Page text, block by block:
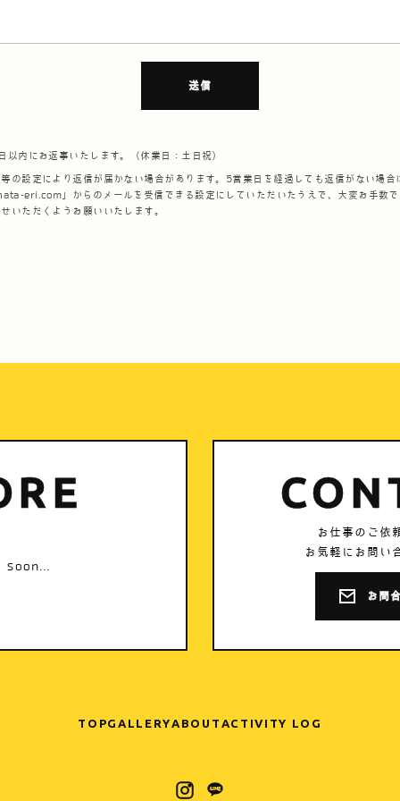
送信
以内にお返事いたします。（休業日：土日祝）
の設定により返信が届かない場合があります。5営業日を経過しても返信がない場合
eri.com」からのメールを受信できる設定にしていただいたうえで、大変お手数
いただくようお願いいたします。
soon...
お仕事のご依
お気軽にお問い
お問
TOPGALLERY ABOUT ACTIVITY LOG